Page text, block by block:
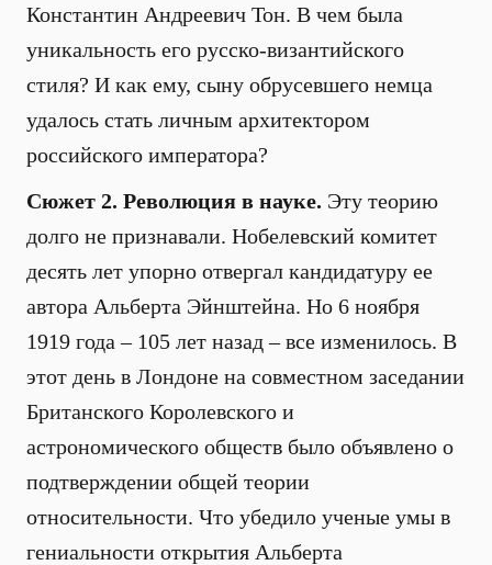
Константин Андреевич Тон. В чем была
уникальность его русско-византийского
стиля? И как ему, сыну обрусевшего немца
удалось стать личным архитектором
российского императора?
Сюжет 2. Революция в науке. Эту теорию
долго не признавали. Нобелевский комитет
десять лет упорно отвергал кандидатуру ее
автора Альберта Эйнштейна. Но 6 ноября
1919 года – 105 лет назад – все изменилось. В
этот день в Лондоне на совместном заседании
Британского Королевского и
астрономического обществ было объявлено о
подтверждении общей теории
относительности. Что убедило ученые умы в
гениальности открытия Альберта